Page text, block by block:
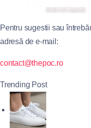
Pentru sugestii sau
adresă de e-mail:
contact@thepoc.ro
Trending Post